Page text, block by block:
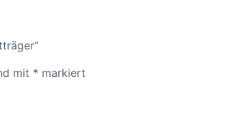
mit * markiert